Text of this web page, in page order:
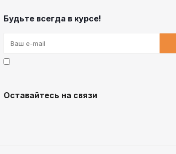
Будьте всегда в курсе!
Оставайтесь на связи